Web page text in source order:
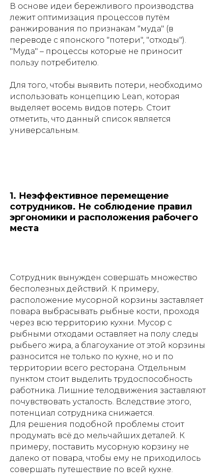
В основе идеи бережливого производства
лежит оптимизация процессов путём
ранжирования по признакам "муда" (в
переводе с японского "потери", "отходы").
"Муда" – процессы которые не приносит
пользу потребителю.
Для того, чтобы выявить потери, необходимо
использовать концепцию Lean, которая
выделяет восемь видов потерь. Стоит
отметить, что данный список является
универсальным.
1. Неэффективное перемещение
сотрудников. Не соблюдение правил
эргономики и расположения рабочего
места
Сотрудник вынужден совершать множество
бесполезных действий. К примеру,
расположение мусорной корзины заставляет
повара выбрасывать рыбные кости, проходя
через всю территорию кухни. Мусор с
рыбными отходами оставляет на полу следы
рыбьего жира, а благоухание от этой корзины
разносится не только по кухне, но и по
территории всего ресторана. Отдельным
пунктом стоит выделить трудоспособность
работника. Лишние телодвижения заставляют
почувствовать усталость. Вследствие этого,
потенциал сотрудника снижается.
Для решения подобной проблемы стоит
продумать всё до мельчайших деталей. К
примеру, поставить мусорную корзину не
далеко от повара, чтобы ему не приходилось
совершать путешествие по всей кухне.